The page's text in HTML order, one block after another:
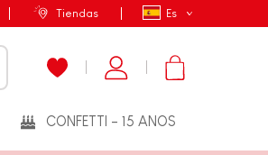
Es
Tiendas
CONFETTI - 15 ANOS